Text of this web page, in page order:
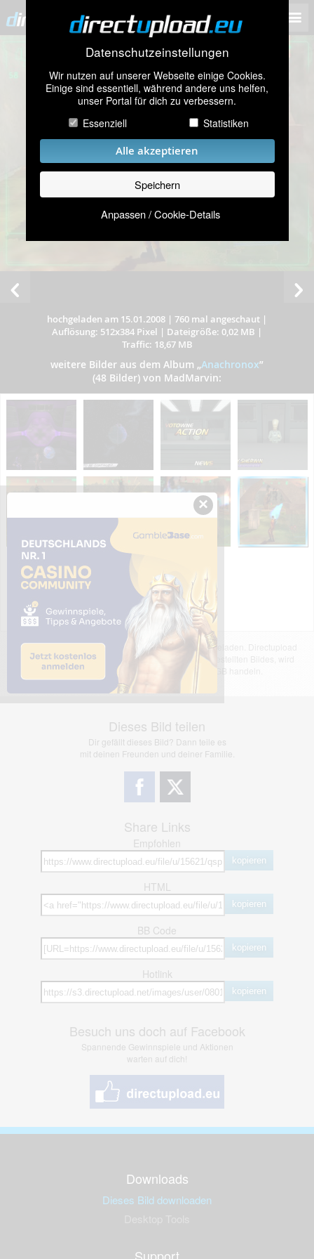
Datenschutzeinstellungen
Wir nutzen auf unserer Webseite einige Cookies.
Einige sind essentiell, während andere uns helfen,
unser Portal für dich zu verbessern.
Essenziell
Statistiken
Alle akzeptieren
Speichern
Anpassen / Cookie-Details
hochgeladen am 15.01.2008 | 760 mal angeschaut |
Auflösung: 512x384 Pixel | Dateigröße: 0,02 MB |
Traffic: 18,67 MB
weitere Bilder aus dem Album „Anachronox”
(48 Bilder) von MadMarvin:
Das dargestellte Bild wurde von einem Nutzer hochgeladen. Directupload
übernimmt keinerlei Haftung für den Inhalt des dargestellten Bildes, wird
jedoch bei Verstößen nach §2(3) unserer AGB handeln.
Dieses Bild teilen
Dir gefällt dieses Bild? Dann teile es
mit deinen Freunden und deiner Familie.
Share Links
Empfohlen
kopieren
HTML
kopieren
BB Code
kopieren
Hotlink
kopieren
Besuch uns doch auf Facebook
Spannende Gewinnspiele und Aktionen
warten auf dich!
Downloads
Dieses Bild downloaden
×